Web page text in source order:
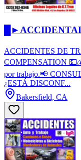
ACCIDENTES DE
COMPENSATION
por trabajo.📢
¿ESTÁ DISCONF...
Bakersfield, CA